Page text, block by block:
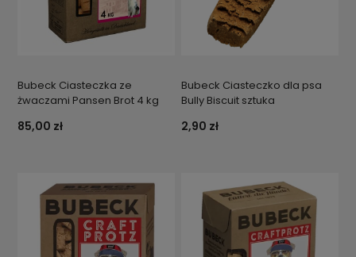
Bubeck Ciasteczka ze
żwaczami Pansen Brot 4 kg
85,00 zł
Bubeck Ciasteczko dla psa
Bully Biscuit sztuka
2,90 zł